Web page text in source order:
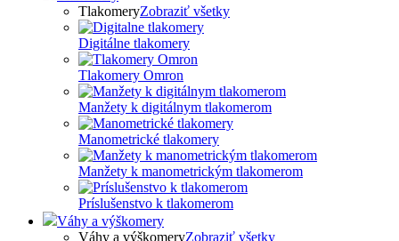
TlakomeryZobraziť všetky
Digitálne tlakomery
Tlakomery Omron
Manžety k digitálnym tlakomerom
Manometrické tlakomery
Manžety k manometrickým tlakomerom
Príslušenstvo k tlakomerom
Váhy a výškomery
Váhy a výškomeryZobraziť všetky